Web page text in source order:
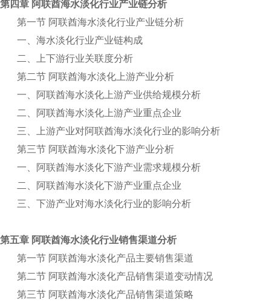
第四章 阿联酋海水淡化行业产业链分析
第一节 阿联酋海水淡化行业产业链分析
一、海水淡化行业产业链构成
二、上下游行业关联度分析
第二节 阿联酋海水淡化上游产业分析
一、阿联酋海水淡化上游产业供给规模分析
二、阿联酋海水淡化上游产业重点企业
三、上游产业对阿联酋海水淡化行业的影响分析
第三节 阿联酋海水淡化下游产业分析
一、阿联酋海水淡化下游产业需求规模分析
二、阿联酋海水淡化下游产业重点企业
三、下游产业对海水淡化行业的影响分析
第五章 阿联酋海水淡化行业销售渠道分析
第一节 阿联酋海水淡化产品主要销售渠道
第二节 阿联酋海水淡化产品销售渠道变动情况
第三节 阿联酋海水淡化产品销售渠道策略